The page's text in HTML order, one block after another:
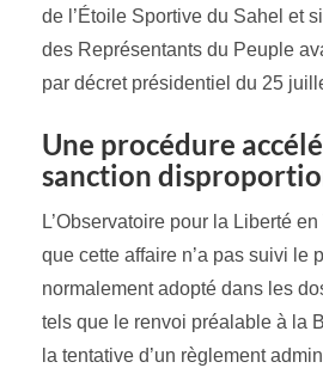
de l’Étoile Sportive du Sahel et
des Représentants du Peuple
par décret présidentiel du 25
Une procédure
sanction
L’Observatoire pour la Liberté
que cette affaire n’a pas suivi le
normalement adopté dans les
tels que le renvoi préalable à la
la tentative d’un règlement